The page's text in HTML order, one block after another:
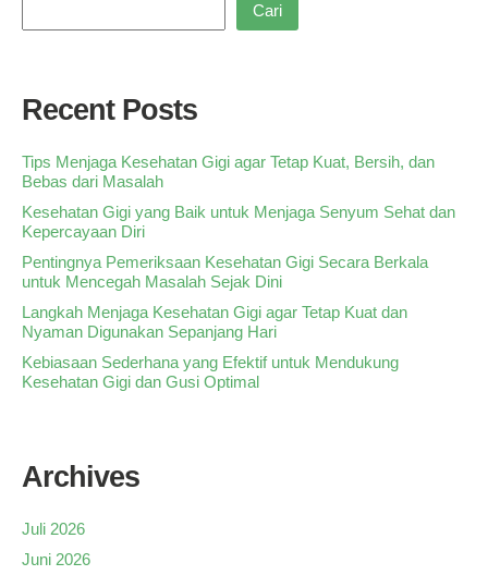
Cari
Recent Posts
Tips Menjaga Kesehatan Gigi agar Tetap Kuat, Bersih, dan
Bebas dari Masalah
Kesehatan Gigi yang Baik untuk Menjaga Senyum Sehat dan
Kepercayaan Diri
Pentingnya Pemeriksaan Kesehatan Gigi Secara Berkala
untuk Mencegah Masalah Sejak Dini
Langkah Menjaga Kesehatan Gigi agar Tetap Kuat dan
Nyaman Digunakan Sepanjang Hari
Kebiasaan Sederhana yang Efektif untuk Mendukung
Kesehatan Gigi dan Gusi Optimal
Archives
Juli 2026
Juni 2026